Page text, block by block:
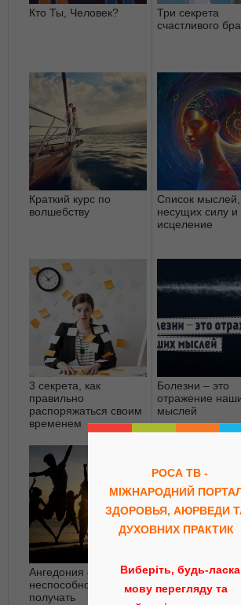
Кто Ты, Человек?
Три секрета
счастливого
Краткий курс по
волшебству
Список мыслей,
несущих силу и
исцеление
3 секрета, как
правильно
распоряжаться своим
временем
Болезни – это
отражение
мыслей
Ангедония —
неспособность
получать
Пять шагов
себе
РОСА ТВ -
МІЖНАРОДНИЙ
ЗДОРОВЬЯ, АЮРВЕДИ
ДУХОВНИХ ПРАКТИК
Виберіть, будь-
мову перегляду та